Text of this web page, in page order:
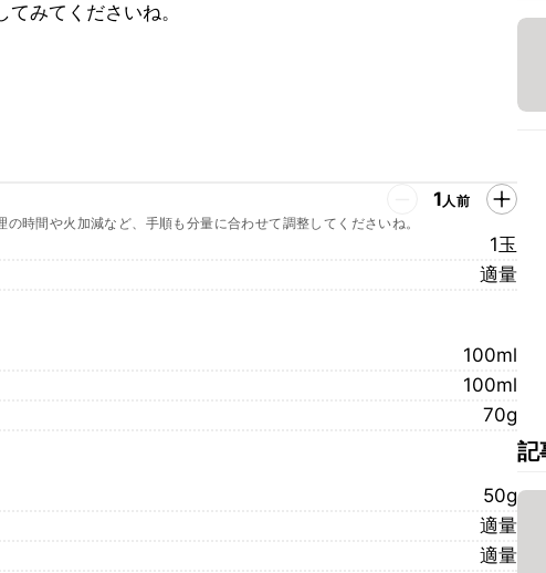
みてくださいね。
1人前
時間や火加減など、手順も分量に合わせて調整してくださいね。
1玉
適量
100ml
100ml
70g
50g
適量
適量
記